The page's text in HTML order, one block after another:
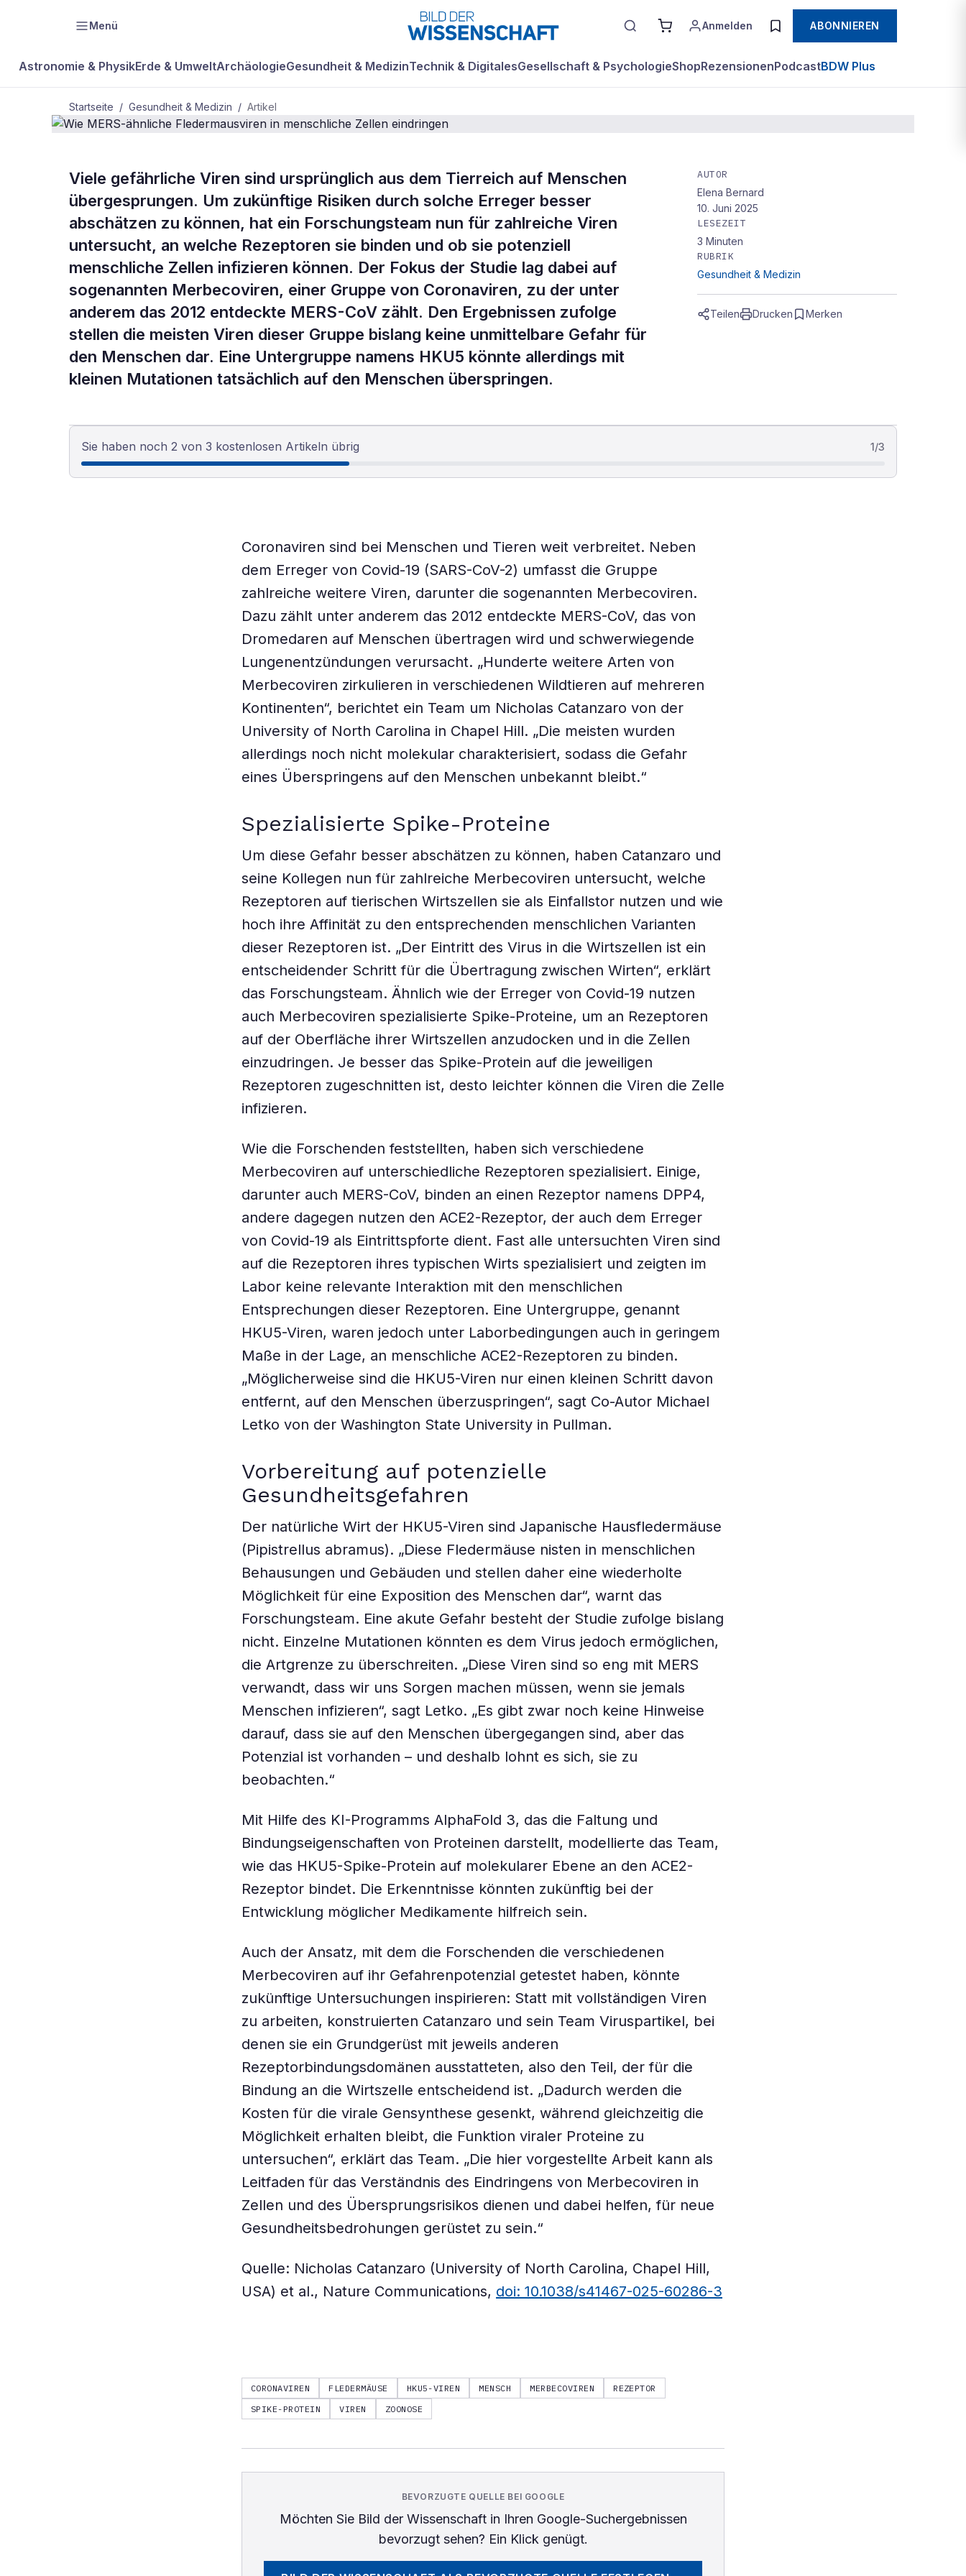
Menü Anmelden ABONNIEREN
Astronomie & PhysikErde & UmweltArchäologieGesundheit & MedizinTechnik & DigitalesGesellschaft & PsychologieShopRezensionenPodcastBDW Plus
Startseite / Gesundheit & Medizin / Artikel
BDW PlusGESUNDHEIT & MEDIZIN
Wie MERS-ähnliche
Fledermausviren in menschliche
Zellen eindringen
Viele gefährliche Viren sind ursprünglich aus dem Tierreich auf Menschen
übergesprungen. Um zukünftige Risiken durch solche Erreger besser
abschätzen zu können, hat ein Forschungsteam nun für zahlreiche Viren
untersucht, an welche Rezeptoren sie binden und ob sie potenziell
menschliche Zellen infizieren können. Der Fokus der Studie lag dabei auf
sogenannten Merbecoviren, einer Gruppe von Coronaviren, zu der unter
anderem das 2012 entdeckte MERS-CoV zählt. Den Ergebnissen zufolge
stellen die meisten Viren dieser Gruppe bislang keine unmittelbare Gefahr für
den Menschen dar. Eine Untergruppe namens HKU5 könnte allerdings mit
kleinen Mutationen tatsächlich auf den Menschen überspringen.
AUTOR
Elena Bernard
10. Juni 2025
LESEZEIT
3 Minuten
RUBRIK
Gesundheit & Medizin
Teilen Drucken Merken
Sie haben noch 2 von 3 kostenlosen Artikeln übrig 1/3
Coronaviren sind bei Menschen und Tieren weit verbreitet. Neben
dem Erreger von Covid-19 (SARS-CoV-2) umfasst die Gruppe
zahlreiche weitere Viren, darunter die sogenannten Merbecoviren.
Dazu zählt unter anderem das 2012 entdeckte MERS-CoV, das von
Dromedaren auf Menschen übertragen wird und schwerwiegende
Lungenentzündungen verursacht. „Hunderte weitere Arten von
Merbecoviren zirkulieren in verschiedenen Wildtieren auf mehreren
Kontinenten“, berichtet ein Team um Nicholas Catanzaro von der
University of North Carolina in Chapel Hill. „Die meisten wurden
allerdings noch nicht molekular charakterisiert, sodass die Gefahr
eines Überspringens auf den Menschen unbekannt bleibt.“
Spezialisierte Spike-Proteine
Um diese Gefahr besser abschätzen zu können, haben Catanzaro und
seine Kollegen nun für zahlreiche Merbecoviren untersucht, welche
Rezeptoren auf tierischen Wirtszellen sie als Einfallstor nutzen und wie
hoch ihre Affinität zu den entsprechenden menschlichen Varianten
dieser Rezeptoren ist. „Der Eintritt des Virus in die Wirtszellen ist ein
entscheidender Schritt für die Übertragung zwischen Wirten“, erklärt
das Forschungsteam. Ähnlich wie der Erreger von Covid-19 nutzen
auch Merbecoviren spezialisierte Spike-Proteine, um an Rezeptoren
auf der Oberfläche ihrer Wirtszellen anzudocken und in die Zellen
einzudringen. Je besser das Spike-Protein auf die jeweiligen
Rezeptoren zugeschnitten ist, desto leichter können die Viren die Zelle
infizieren.
Wie die Forschenden feststellten, haben sich verschiedene
Merbecoviren auf unterschiedliche Rezeptoren spezialisiert. Einige,
darunter auch MERS-CoV, binden an einen Rezeptor namens DPP4,
andere dagegen nutzen den ACE2-Rezeptor, der auch dem Erreger
von Covid-19 als Eintrittspforte dient. Fast alle untersuchten Viren sind
auf die Rezeptoren ihres typischen Wirts spezialisiert und zeigten im
Labor keine relevante Interaktion mit den menschlichen
Entsprechungen dieser Rezeptoren. Eine Untergruppe, genannt
HKU5-Viren, waren jedoch unter Laborbedingungen auch in geringem
Maße in der Lage, an menschliche ACE2-Rezeptoren zu binden.
„Möglicherweise sind die HKU5-Viren nur einen kleinen Schritt davon
entfernt, auf den Menschen überzuspringen“, sagt Co-Autor Michael
Letko von der Washington State University in Pullman.
Vorbereitung auf potenzielle
Gesundheitsgefahren
Der natürliche Wirt der HKU5-Viren sind Japanische Hausfledermäuse
(Pipistrellus abramus). „Diese Fledermäuse nisten in menschlichen
Behausungen und Gebäuden und stellen daher eine wiederholte
Möglichkeit für eine Exposition des Menschen dar“, warnt das
Forschungsteam. Eine akute Gefahr besteht der Studie zufolge bislang
nicht. Einzelne Mutationen könnten es dem Virus jedoch ermöglichen,
die Artgrenze zu überschreiten. „Diese Viren sind so eng mit MERS
verwandt, dass wir uns Sorgen machen müssen, wenn sie jemals
Menschen infizieren“, sagt Letko. „Es gibt zwar noch keine Hinweise
darauf, dass sie auf den Menschen übergegangen sind, aber das
Potenzial ist vorhanden – und deshalb lohnt es sich, sie zu
beobachten.“
Mit Hilfe des KI-Programms AlphaFold 3, das die Faltung und
Bindungseigenschaften von Proteinen darstellt, modellierte das Team,
wie das HKU5-Spike-Protein auf molekularer Ebene an den ACE2-
Rezeptor bindet. Die Erkenntnisse könnten zukünftig bei der
Entwicklung möglicher Medikamente hilfreich sein.
Auch der Ansatz, mit dem die Forschenden die verschiedenen
Merbecoviren auf ihr Gefahrenpotenzial getestet haben, könnte
zukünftige Untersuchungen inspirieren: Statt mit vollständigen Viren
zu arbeiten, konstruierten Catanzaro und sein Team Viruspartikel, bei
denen sie ein Grundgerüst mit jeweils anderen
Rezeptorbindungsdomänen ausstatteten, also den Teil, der für die
Bindung an die Wirtszelle entscheidend ist. „Dadurch werden die
Kosten für die virale Gensynthese gesenkt, während gleichzeitig die
Möglichkeit erhalten bleibt, die Funktion viraler Proteine zu
untersuchen“, erklärt das Team. „Die hier vorgestellte Arbeit kann als
Leitfaden für das Verständnis des Eindringens von Merbecoviren in
Zellen und des Übersprungsrisikos dienen und dabei helfen, für neue
Gesundheitsbedrohungen gerüstet zu sein.“
Quelle: Nicholas Catanzaro (University of North Carolina, Chapel Hill,
USA) et al., Nature Communications, doi: 10.1038/s41467-025-60286-3
CORONAVIREN FLEDERMÄUSE HKU5-VIREN MENSCH MERBECOVIREN
REZEPTOR
SPIKE-PROTEIN
VIREN ZOONOSE
BEVORZUGTE QUELLE BEI GOOGLE
Möchten Sie Bild der Wissenschaftin Ihren Google-Suchergebnissen
bevorzugt sehen? Ein Klick genügt.